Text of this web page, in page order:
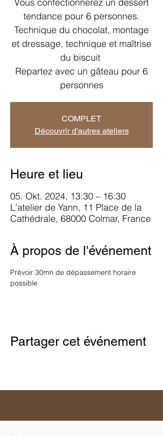
Vous confectionnerez un dessert
tendance pour 6 personnes.
Technique du chocolat, montage
et dressage, technique et maîtrise
du biscuit
Repartez avec un gâteau pour 6
personnes
COMPLET
Découvrir d'autres ateliers
Heure et lieu
05. Okt. 2024, 13:30 – 16:30
L'atelier de Yann, 11 Place de la
Cathédrale, 68000 Colmar, France
À propos de l'événement
Prévoir 30mn de dépassement horaire
possible
Partager cet événement